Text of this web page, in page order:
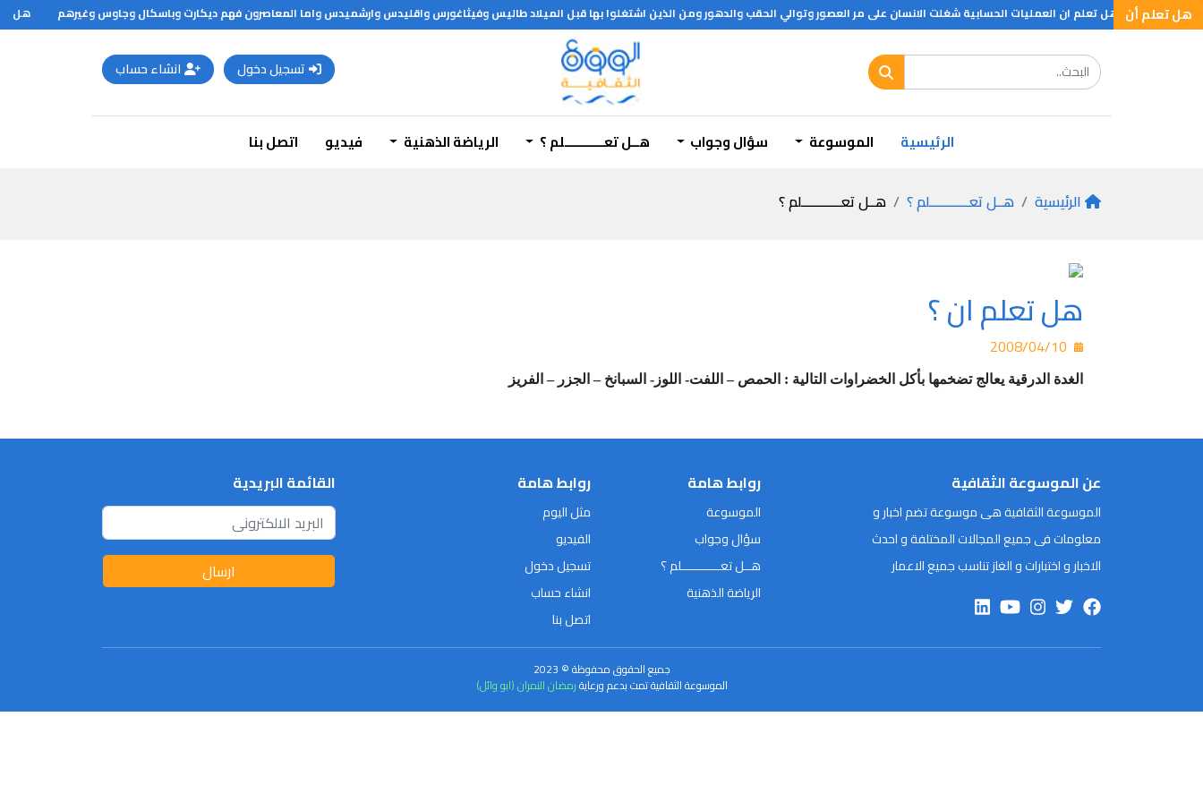
هل تعلم أن
هل تعلم هل تعلم ان العمليات الحسابية شغلت الانسان على مر العصور وتوالي الحقب والدهور ومن الذين اشتغلوا بها قبل الميلاد طاليس وفيثاغورس واقليدس وارشميدس واما المعاصرون فهم ديكارت وباسكال وجاوس وغيرهم
هل
تسجيل دخول انشاء حساب
الرئيسية الموسوعة سؤال وجواب هــل تعـــــــــــلم ؟ الرياضة الذهنية فيديو اتصل بنا
الرئيسية هــل تعـــــــــــلم ؟ هــل تعـــــــــــلم ؟
هل تعلم ان ؟
الغدة الدرقية يعالج تضخمها بأكل الخضراوات التالية : الحمص – اللفت- اللوز- السبانخ – الجزر – الفريز
عن الموسوعة الثقافية
الموسوعة الثقافية هى موسوعة تضم اخبار و
معلومات فى جميع المجالات المختلفة و احدث
الاخبار و اختبارات و الغاز تناسب جميع الاعمار
روابط هامة
الموسوعة
سؤال وجواب
هــل تعـــــــــــلم ؟
الرياضة الذهنية
روابط هامة
مثل اليوم
الفيديو
تسجيل دخول
انشاء حساب
اتصل بنا
القائمة البريدية
ارسال
جميع الحقوق محفوظة © 2023
الموسوعة الثقافية تمت بدعم ورعايةرمضان النمران (ابو وائل)